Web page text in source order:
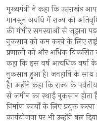
मुख्यमंत्री ने कहा कि उत्तराखंड
मानसून अवधि में राज्य को
की गंभीर समस्याओं से जूझना
नुकसान को कम करने के लिए
प्रणाली को और अधिक विकसित
कहा कि इस वर्ष अत्यधिक वर्षा के
नुकसान हुआ है। जनहानि के साथ
है। उन्होंने कहा कि राज्य के
से जमीन का स्थाई नुकसान होता
निर्माण कार्यों के लिए प्रयुक्त
कार्ययोजना पर भी उन्होंने बल